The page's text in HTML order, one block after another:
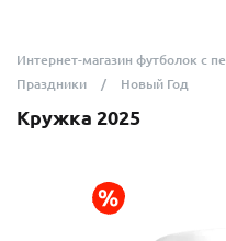
Интернет-магазин футболок с
Праздники
Новый Год
Кружка 2025